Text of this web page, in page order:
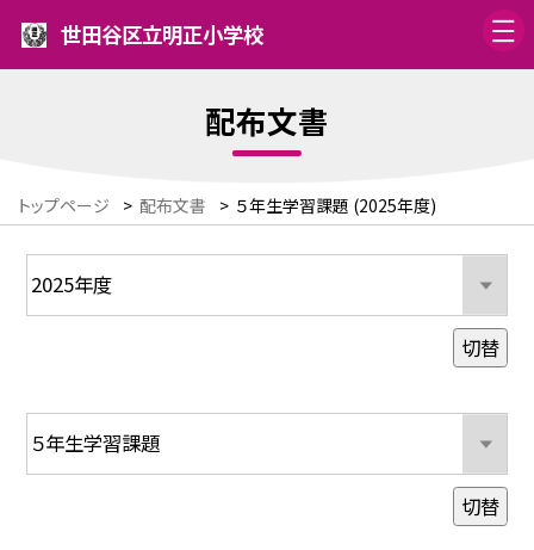
世田谷区立明正小学校
配布文書
トップページ > 配布文書 > ５年生学習課題 (2025年度)
切替
切替